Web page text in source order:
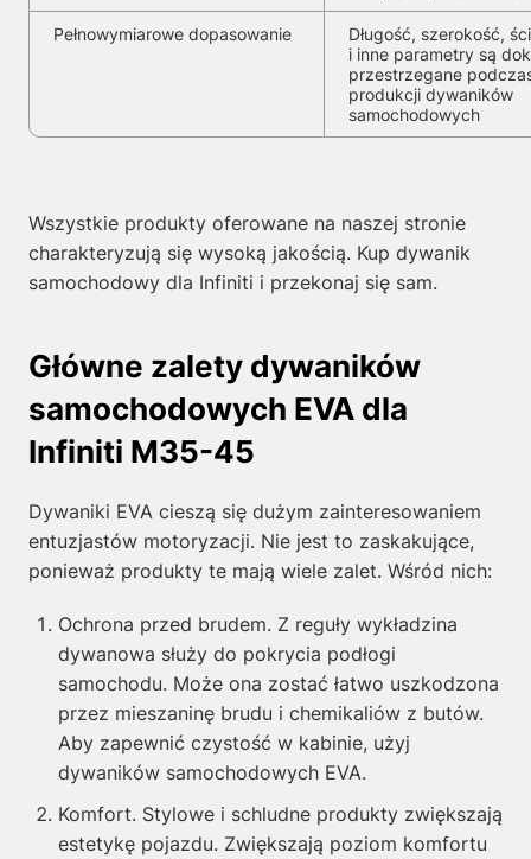
Pełnowymiarowe dopasowanie
Długość, szerokość,
i inne parametry są
przestrzegane
produkcji dywaników
samochodowych
Wszystkie produkty oferowane na naszej stronie
charakteryzują się wysoką jakością. Kup dywanik
samochodowy dla Infiniti i przekonaj się sam.
Główne zalety dywaników
samochodowych EVA dla
Infiniti M35-45
Dywaniki EVA cieszą się dużym zainteresowaniem
entuzjastów motoryzacji. Nie jest to zaskakujące,
ponieważ produkty te mają wiele zalet. Wśród nich:
Ochrona przed brudem. Z reguły wykładzina
dywanowa służy do pokrycia podłogi
samochodu. Może ona zostać łatwo uszkodzona
przez mieszaninę brudu i chemikaliów z butów.
Aby zapewnić czystość w kabinie, użyj
dywaników samochodowych EVA.
Komfort. Stylowe i schludne produkty zwiększają
estetykę pojazdu. Zwiększają poziom komfortu